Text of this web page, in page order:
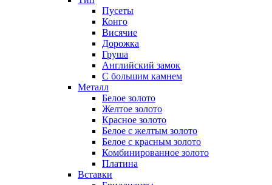
Пусеты
Конго
Висячие
Дорожка
Груша
Английский замок
С большим камнем
Металл
Белое золото
Желтое золото
Красное золото
Белое с желтым золото
Белое с красным золото
Комбинированное золото
Платина
Вставки